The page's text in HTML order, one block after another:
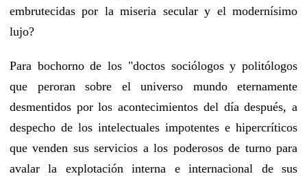
embrutecidas por la miseria secular y el modernísimo
lujo?
Para bochorno de los "doctos sociólogos y politólogos
que peroran sobre el universo mundo eternamente
desmentidos por los acontecimientos del día después, a
despecho de los intelectuales impotentes e hipercríticos
que venden sus servicios a los poderosos de turno para
avalar la explotación interna e internacional de sus